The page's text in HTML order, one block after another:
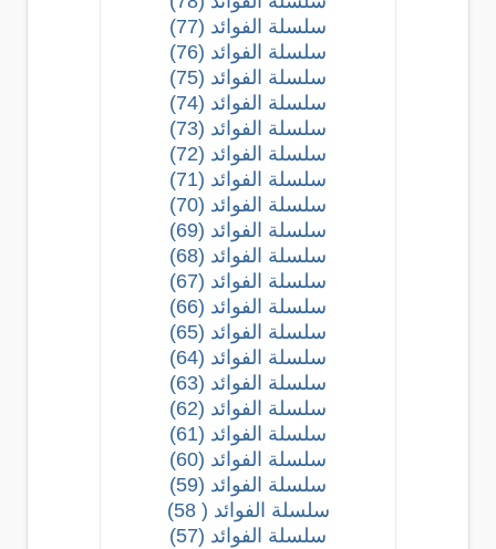
سلسلة الفوائد (77)
سلسلة الفوائد (76)
سلسلة الفوائد (75)
سلسلة الفوائد (74)
سلسلة الفوائد (73)
سلسلة الفوائد (72)
سلسلة الفوائد (71)
سلسلة الفوائد (70)
سلسلة الفوائد (69)
سلسلة الفوائد (68)
سلسلة الفوائد (67)
سلسلة الفوائد (66)
سلسلة الفوائد (65)
سلسلة الفوائد (64)
سلسلة الفوائد (63)
سلسلة الفوائد (62)
سلسلة الفوائد (61)
سلسلة الفوائد (60)
سلسلة الفوائد (59)
سلسلة الفوائد ( 58)
سلسلة الفوائد (57)